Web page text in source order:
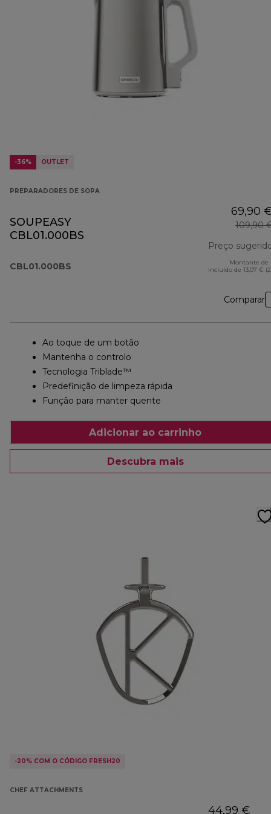
-36% OUTLET
PREPARADORES DE SOPA
SOUPEASY
CBL01.000BS
CBL01.000BS
69,90
109,90
Preço
Montante de
incluído de 13,07 €
Comparar
Ao toque de um botão
Mantenha o controlo
Tecnologia Triblade™
Predefinição de limpeza rápida
Função para manter quente
Adicionar ao carrinho
Descubra mais
-20% COM O CÓDIGO FRESH20
CHEF ATTACHMENTS
44,99 €